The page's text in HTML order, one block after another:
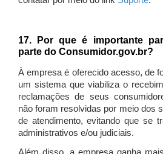
17. Por que é importante
parte do Consumidor.gov.br?
À empresa é oferecido acesso, de
um sistema que viabiliza o
reclamações de seus
não foram resolvidas por meio dos
de atendimento, evitando que se
administrativos e/ou judiciais.